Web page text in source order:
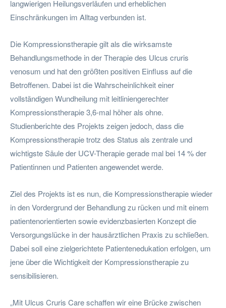
langwierigen Heilungsverläufen und erheblichen
Einschränkungen im Alltag verbunden ist.
Die Kompressionstherapie gilt als die wirksamste
Behandlungsmethode in der Therapie des Ulcus cruris
venosum und hat den größten positiven Einfluss auf die
Betroffenen. Dabei ist die Wahrscheinlichkeit einer
vollständigen Wundheilung mit leitliniengerechter
Kompressionstherapie 3,6-mal höher als ohne.
Studienberichte des Projekts zeigen jedoch, dass die
Kompressionstherapie trotz des Status als zentrale und
wichtigste Säule der UCV-Therapie gerade mal bei 14 % der
Patientinnen und Patienten angewendet werde.
Ziel des Projekts ist es nun, die Kompressionstherapie wieder
in den Vordergrund der Behandlung zu rücken und mit einem
patientenorientierten sowie evidenzbasierten Konzept die
Versorgungslücke in der hausärztlichen Praxis zu schließen.
Dabei soll eine zielgerichtete Patientenedukation erfolgen, um
jene über die Wichtigkeit der Kompressionstherapie zu
sensibilisieren.
„Mit Ulcus Cruris Care schaffen wir eine Brücke zwischen